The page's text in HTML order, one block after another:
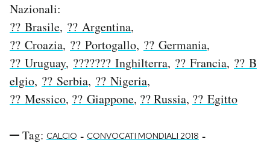
Nazionali:
?? Brasile, ?? Argentina,
?? Croazia, ?? Portogallo, ?? Germania,
?? Uruguay, ??????? Inghilterra, ?? Francia, ?? B
elgio, ?? Serbia, ?? Nigeria,
?? Messico, ?? Giappone, ?? Russia, ?? Egitto
Tag: CALCIO - CONVOCATI MONDIALI 2018 -